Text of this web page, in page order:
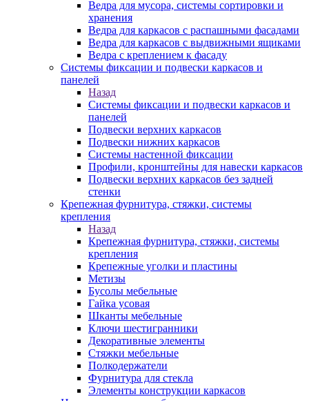
Ведра для мусора, системы сортировки и
хранения
Ведра для каркасов с распашными фасадами
Ведра для каркасов с выдвижными ящиками
Ведра с креплением к фасаду
Системы фиксации и подвески каркасов и
панелей
Назад
Системы фиксации и подвески каркасов и
панелей
Подвески верхних каркасов
Подвески нижних каркасов
Системы настенной фиксации
Профили, кронштейны для навески каркасов
Подвески верхних каркасов без задней
стенки
Крепежная фурнитура, стяжки, системы
крепления
Назад
Крепежная фурнитура, стяжки, системы
крепления
Крепежные уголки и пластины
Метизы
Бусолы мебельные
Гайка усовая
Шканты мебельные
Ключи шестигранники
Декоративные элементы
Стяжки мебельные
Полкодержатели
Фурнитура для стекла
Элементы конструкции каркасов